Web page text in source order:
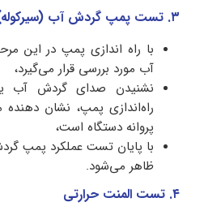
۳. تست پمپ گردش آب (سیرکوله)
با راه اندازی پمپ در این
آب مورد بررسی قرار می‌گیرد،
نشنیدن صدای گردش آب
راه‌اندازی پمپ، نشان دهنده
پروانه دستگاه است،
ظاهر می‌شود.
۴. تست المنت حرارتی